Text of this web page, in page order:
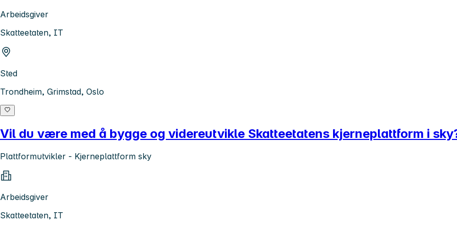
Arbeidsgiver
Skatteetaten, IT
Sted
Trondheim, Grimstad, Oslo
Vil du være med å bygge og videreutvikle Skatteetatens kjerneplattform i
Plattformutvikler - Kjerneplattform sky
Arbeidsgiver
Skatteetaten, IT